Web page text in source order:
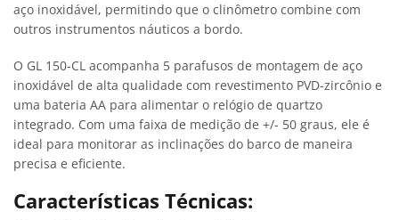
aço inoxidável, permitindo que o clinômetro combine com
outros instrumentos náuticos a bordo.
O GL 150-CL acompanha 5 parafusos de montagem de aço
inoxidável de alta qualidade com revestimento PVD-zircônio e
uma bateria AA para alimentar o relógio de quartzo
integrado. Com uma faixa de medição de +/- 50 graus, ele é
ideal para monitorar as inclinações do barco de maneira
precisa e eficiente.
Características Técnicas: